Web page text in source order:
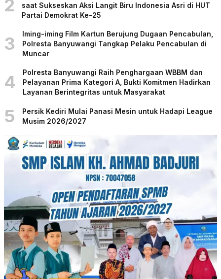
2
saat Sukseskan Aksi Langit Biru Indonesia Asri di HUT
Partai Demokrat Ke-25
3
Iming-iming Film Kartun Berujung Dugaan Pencabulan,
Polresta Banyuwangi Tangkap Pelaku Pencabulan di
Muncar
4
Polresta Banyuwangi Raih Penghargaan WBBM dan
Pelayanan Prima Kategori A, Bukti Komitmen Hadirkan
Layanan Berintegritas untuk Masyarakat
5
Persik Kediri Mulai Panasi Mesin untuk Hadapi League
Musim 2026/2027